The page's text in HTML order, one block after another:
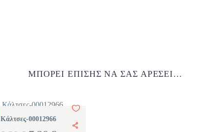
ΜΠΟΡΕΊ ΕΠΊΣΗΣ ΝΑ ΣΑΣ ΑΡΈΣΕΙ…
Κάλτσες-00012966